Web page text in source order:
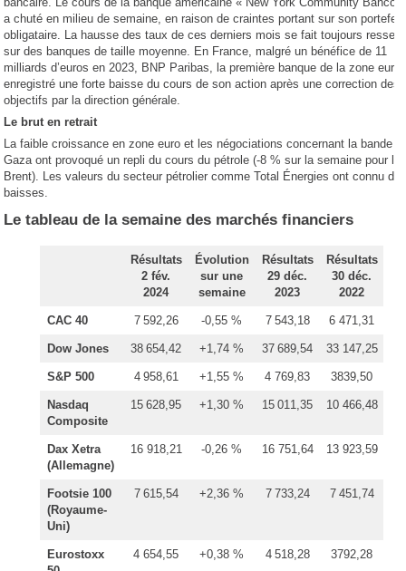
a chuté en milieu de semaine, en raison de craintes portant sur son
obligataire. La hausse des taux de ces derniers mois se fait toujours
sur des banques de taille moyenne. En France, malgré un bénéfice de 11
milliards d’euros en 2023, BNP Paribas, la première banque de la zone
enregistré une forte baisse du cours de son action après une correction des
objectifs par la direction générale.
Le brut en retrait
La faible croissance en zone euro et les négociations concernant la bande
Gaza ont provoqué un repli du cours du pétrole (-8 % sur la semaine pour le
Brent). Les valeurs du secteur pétrolier comme Total Énergies ont connu
baisses.
Le tableau de la semaine des marchés financiers
Résultats
2 fév.
2024
Évolution
sur une
semaine
Résultats
29 déc.
2023
Résultats
30 déc.
2022
CAC 40 7 592,26 -0,55 % 7 543,18 6 471,31
Dow Jones 38 654,42 +1,74 % 37 689,54 33 147,25
S&P 500 4 958,61 +1,55 % 4 769,83 3839,50
Nasdaq
Composite
15 628,95 +1,30 % 15 011,35 10 466,48
Dax Xetra
(Allemagne)
16 918,21 -0,26 % 16 751,64 13 923,59
Footsie 100
(Royaume-
Uni)
7 615,54 +2,36 % 7 733,24 7 451,74
Eurostoxx
4 654,55 +0,38 % 4 518,28 3792,28